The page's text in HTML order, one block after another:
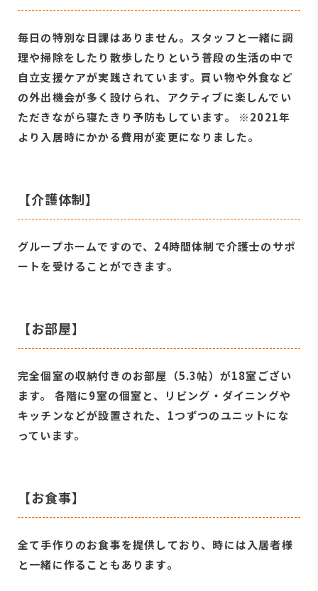
毎日の特別な日課はありません。スタッフと一緒に調
理や掃除をしたり散歩したりという普段の生活の中で
自立支援ケアが実践されています。買い物や外食など
の外出機会が多く設けられ、アクティブに楽しんでい
ただきながら寝たきり予防もしています。 ※2021年
より入居時にかかる費用が変更になりました。
【介護体制】
グループホームですので、24時間体制で介護士のサポ
ートを受けることができます。
【お部屋】
完全個室の収納付きのお部屋（5.3帖）が18室ござい
ます。 各階に9室の個室と、リビング・ダイニングや
キッチンなどが設置された、1つずつのユニットにな
っています。
【お食事】
全て手作りのお食事を提供しており、時には入居者様
と一緒に作ることもあります。